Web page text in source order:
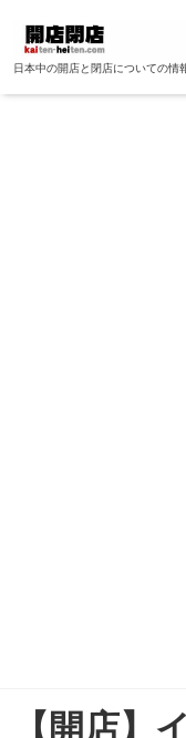
日本中の開店と閉店についての情
【開店】